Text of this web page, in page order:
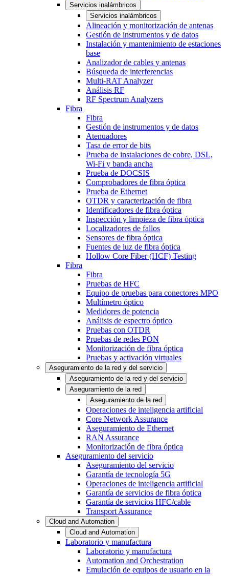
Servicios inalámbricos
Servicios inalámbricos
Alineación y monitorización de antenas
Gestión de instrumentos y de datos
Instalación y mantenimiento de estaciones
base
Analizador de cables y antenas
Búsqueda de interferencias
Multi-RAT Analyzer
Análisis RF
RF Spectrum Analyzers
Fibra
Fibra
Gestión de instrumentos y de datos
Atenuadores
Tasa de error de bits
Prueba de instalaciones de cobre, DSL,
Wi-Fi y banda ancha
Prueba de DOCSIS
Comprobadores de fibra óptica
Prueba de Ethernet
OTDR y caracterización de fibra
Identificadores de fibra óptica
Inspección y limpieza de fibra óptica
Localizadores de fallos
Sensores de fibra óptica
Fuentes de luz de fibra óptica
Hollow Core Fiber (HCF) Testing
Fibra
Fibra
Pruebas de HFC
Equipo de pruebas para conectores MPO
Multímetro óptico
Medidores de potencia
Análisis de espectro óptico
Pruebas con OTDR
Pruebas de redes PON
Monitorización de fibra óptica
Pruebas y activación virtuales
Aseguramiento de la red y del servicio
Aseguramiento de la red y del servicio
Aseguramiento de la red
Aseguramiento de la red
Operaciones de inteligencia artificial
Core Network Assurance
Aseguramiento de Ethernet
RAN Assurance
Monitorización de fibra óptica
Aseguramiento del servicio
Aseguramiento del servicio
Garantía de tecnología 5G
Operaciones de inteligencia artificial
Garantía de servicios de fibra óptica
Garantía de servicios HFC/cable
Transport Assurance
Cloud and Automation
Cloud and Automation
Laboratorio y manufactura
Laboratorio y manufactura
Automation and Orchestration
Emulación de equipos de usuario en la